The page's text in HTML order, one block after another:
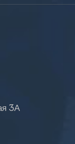
3А